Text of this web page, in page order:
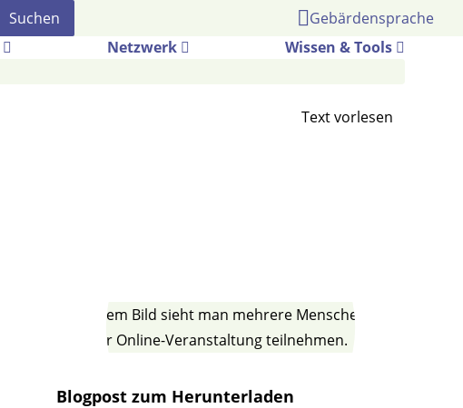
Gebärdensprache
Netzwerk Wissen & Tools
Blogpost zum Herunterladen